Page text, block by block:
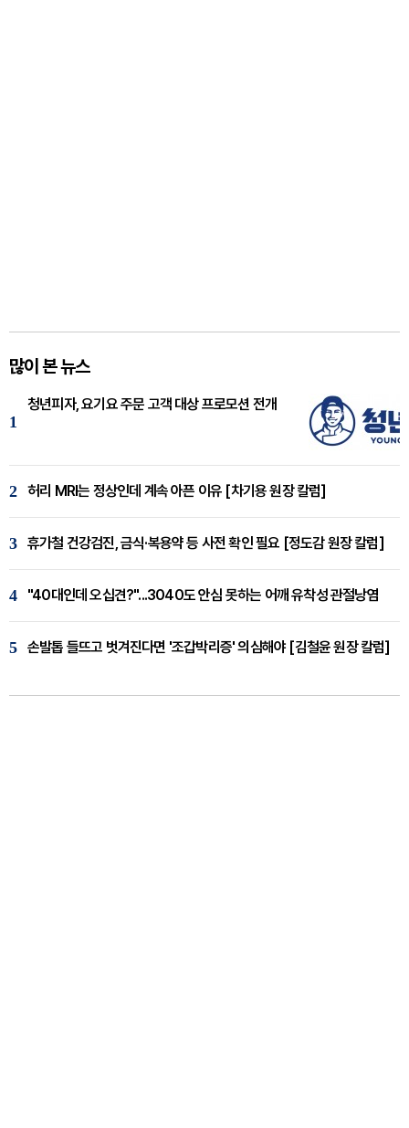
많이 본 뉴스
1
청년피자, 요기요 주문 고객 대상 프로모션 전개
2 허리 MRI는 정상인데 계속 아픈 이유 [차기용 원장 칼럼]
3 휴가철 건강검진, 금식·복용약 등 사전 확인 필요 [정도감 원장 칼럼]
4 "40대인데 오십견?"...3040도 안심 못하는 어깨 유착성 관절낭염
5 손발톱 들뜨고 벗겨진다면 '조갑박리증' 의심해야 [김철윤 원장 칼럼]